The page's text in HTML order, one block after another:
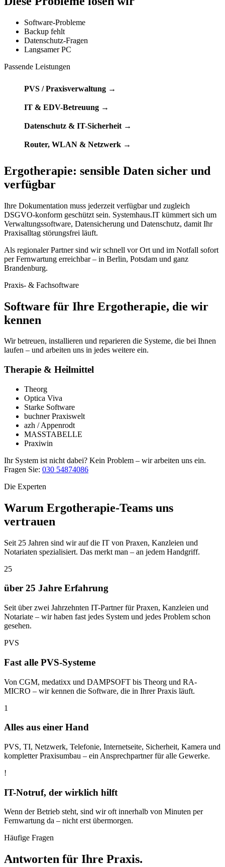
Software-Probleme
Backup fehlt
Datenschutz-Fragen
Langsamer PC
Passende Leistungen
PVS / Praxisverwaltung →
IT & EDV-Betreuung →
Datenschutz & IT-Sicherheit →
Router, WLAN & Netzwerk →
Ergotherapie: sensible Daten sicher und
verfügbar
Ihre Dokumentation muss jederzeit verfügbar und zugleich
DSGVO-konform geschützt sein. Systemhaus.IT kümmert sich um
Verwaltungssoftware, Datensicherung und Datenschutz, damit Ihr
Praxisalltag störungsfrei läuft.
Als regionaler Partner sind wir schnell vor Ort und im Notfall sofort
per Fernwartung erreichbar – in Berlin, Potsdam und ganz
Brandenburg.
Praxis- & Fachsoftware
Software für Ihre Ergotherapie, die wir
kennen
Wir betreuen, installieren und reparieren die Systeme, die bei Ihnen
laufen – und arbeiten uns in jedes weitere ein.
Therapie & Heilmittel
Theorg
Optica Viva
Starke Software
buchner Praxiswelt
azh / Appenrodt
MASSTABELLE
Praxiwin
Ihr System ist nicht dabei? Kein Problem – wir arbeiten uns ein.
Fragen Sie: 030 54874086
Die Experten
Warum Ergotherapie-Teams uns
vertrauen
Seit 25 Jahren sind wir auf die IT von Praxen, Kanzleien und
Notariaten spezialisiert. Das merkt man – an jedem Handgriff.
25
über 25 Jahre Erfahrung
Seit über zwei Jahrzehnten IT-Partner für Praxen, Kanzleien und
Notariate – wir haben fast jedes System und jedes Problem schon
gesehen.
PVS
Fast alle PVS-Systeme
Von CGM, medatixx und DAMPSOFT bis Theorg und RA-
MICRO – wir kennen die Software, die in Ihrer Praxis läuft.
1
Alles aus einer Hand
PVS, TI, Netzwerk, Telefonie, Internetseite, Sicherheit, Kamera und
kompletter Praxisumbau – ein Ansprechpartner für alle Gewerke.
!
IT-Notruf, der wirklich hilft
Wenn der Betrieb steht, sind wir oft innerhalb von Minuten per
Fernwartung da – nicht erst übermorgen.
Häufige Fragen
Antworten für Ihre Praxis.